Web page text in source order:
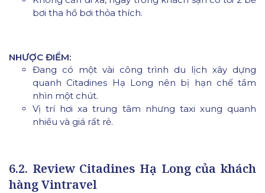
bơi tha hồ bơi thỏa thích.
NHƯỢC ĐIỂM:
Đang có một vài công trình du lịch xây dựng
quanh Citadines Hạ Long nên bị hạn chế tầm
nhìn một chút.
Vị trí hơi xa trung tâm nhưng taxi xung quanh
nhiều và giá rất rẻ.
6.2. Review Citadines Hạ Long của khách
hàng Vintravel